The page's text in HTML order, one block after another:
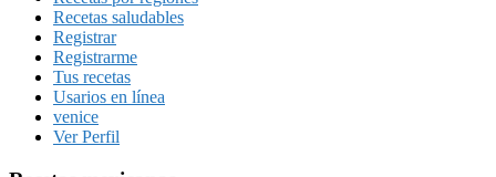
Recetas saludables
Registrar
Registrarme
Tus recetas
Usarios en línea
venice
Ver Perfil